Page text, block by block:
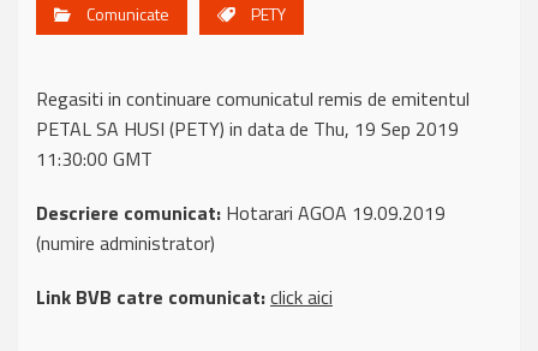
Comunicate PETY
Regasiti in continuare comunicatul remis de emitentul
PETAL SA HUSI (PETY) in data de Thu, 19 Sep 2019
11:30:00 GMT
Descriere comunicat: Hotarari AGOA 19.09.2019
(numire administrator)
Link BVB catre comunicat:click aici